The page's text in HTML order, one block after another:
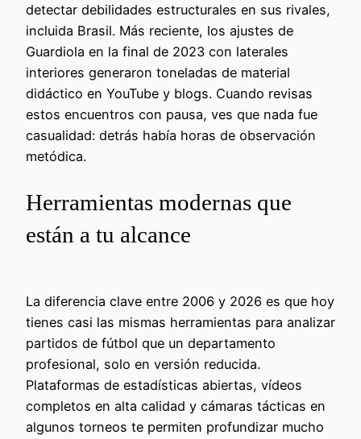
detectar debilidades estructurales en sus rivales,
incluida Brasil. Más reciente, los ajustes de
Guardiola en la final de 2023 con laterales
interiores generaron toneladas de material
didáctico en YouTube y blogs. Cuando revisas
estos encuentros con pausa, ves que nada fue
casualidad: detrás había horas de observación
metódica.
Herramientas modernas que
están a tu alcance
La diferencia clave entre 2006 y 2026 es que hoy
tienes casi las mismas herramientas para analizar
partidos de fútbol que un departamento
profesional, solo en versión reducida.
Plataformas de estadísticas abiertas, vídeos
completos en alta calidad y cámaras tácticas en
algunos torneos te permiten profundizar mucho